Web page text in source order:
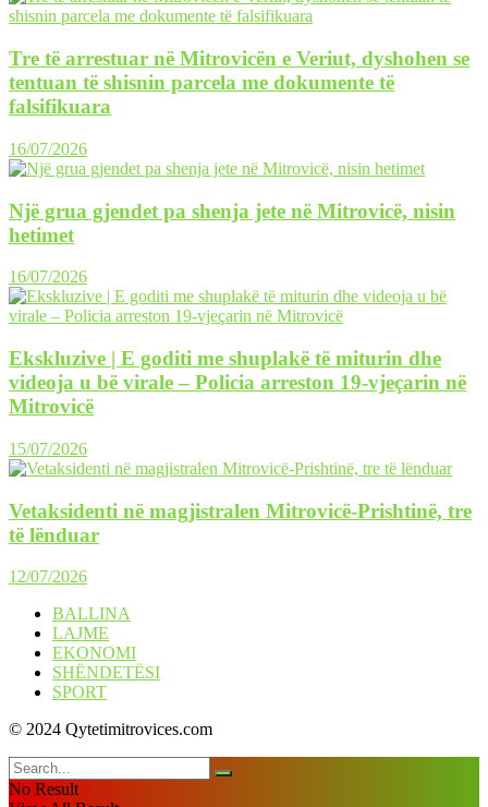
Tre të arrestuar në Mitrovicën e Veriut, dyshohen se
tentuan të shisnin parcela me dokumente të
falsifikuara
16/07/2026
Një grua gjendet pa shenja jete në Mitrovicë, nisin
hetimet
16/07/2026
Ekskluzive | E goditi me shuplakë të miturin dhe
videoja u bë virale – Policia arreston 19-vjeçarin në
Mitrovicë
15/07/2026
Vetaksidenti në magjistralen Mitrovicë-Prishtinë, tre
të lënduar
12/07/2026
BALLINA
LAJME
EKONOMI
SHËNDETËSI
SPORT
© 2024 Qytetimitrovices.com
No Result